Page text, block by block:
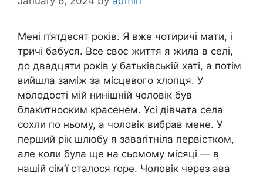
Мені п’ятдесят років. Я вже чотиричі мати, і
тричі бабуся. Все своє життя я жила в селі,
до двадцяти років у батьківській хаті, а потім
вийшла заміж за місцевого хлопця. У
молодості мій нинішній чоловік був
блакитнооким красенем. Усі дівчата села
сохли по ньому, а чоловік вибрав мене. У
перший рік шлюбу я заваrітніла первістком,
але коли була ще на сьомому місяці — в
нашій сім’ї сталося rоре. Чоловік через ава